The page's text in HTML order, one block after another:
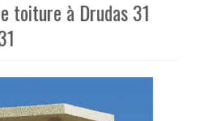
toiture à Drudas 31